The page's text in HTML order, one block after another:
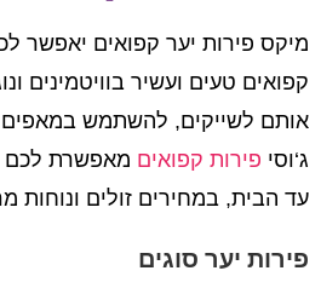
מיקס פירות יער קפואים יאפשר
קפואים טעים ועשיר בוויטמינים
אותם לשייקים, להשתמש במאפים
ג‘וסי פירות קפואים מאפשרת לכם
עד הבית, במחירים זולים ונוחות
פירות יער סוגים